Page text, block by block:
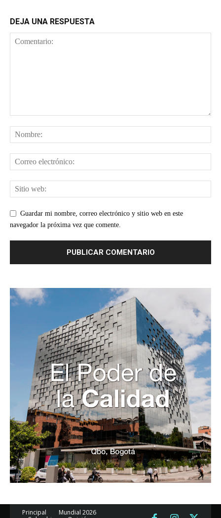
DEJA UNA RESPUESTA
Guardar mi nombre, correo electrónico y sitio web en este
navegador la próxima vez que comente.
Principal
Mundial 2026